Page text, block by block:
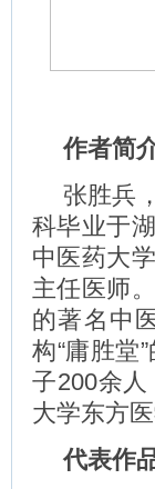
作者简
张胜兵
科毕业于
中医药大
主任医师
的著名中
构“庸胜堂
子200余
大学东方
代表作